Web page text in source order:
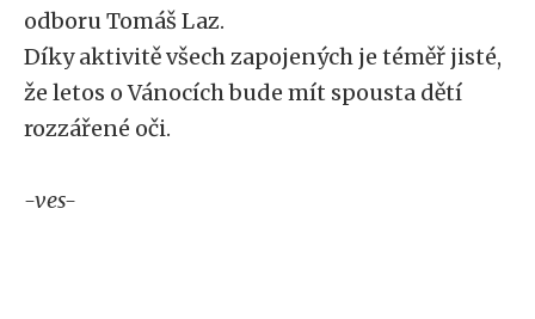
odboru Tomáš Laz.
Díky aktivitě všech zapojených je téměř jisté,
že letos o Vánocích bude mít spousta dětí
rozzářené oči.
-ves-